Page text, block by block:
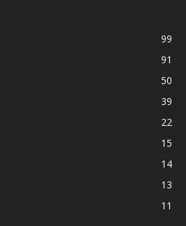
99
91
50
39
22
15
14
13
11